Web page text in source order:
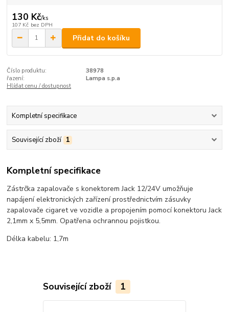
130 Kč/ks
107 Kč bez DPH
Přidat do košíku
Číslo produktu:
38978
řazení:
Lampa s.p.a
Hlídat cenu / dostupnost
Kompletní specifikace
Související zboží 1
Kompletní specifikace
Zástrčka zapalovače s konektorem Jack 12/24V umožňuje
napájení elektronických zařízení prostřednictvím zásuvky
zapalovače cigaret ve vozidle a propojením pomocí konektoru Jack
2,1mm x 5,5mm. Opatřena ochrannou pojistkou.
Délka kabelu: 1,7m
Související zboží 1